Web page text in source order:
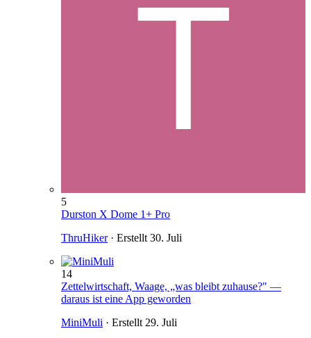
5
Durston X Dome 1+ Pro
ThruHiker· Erstellt 30. Juli
14
Zettelwirtschaft, Waage, „was bleibt zuhause?" —
daraus ist eine App geworden
MiniMuli · Erstellt 29. Juli